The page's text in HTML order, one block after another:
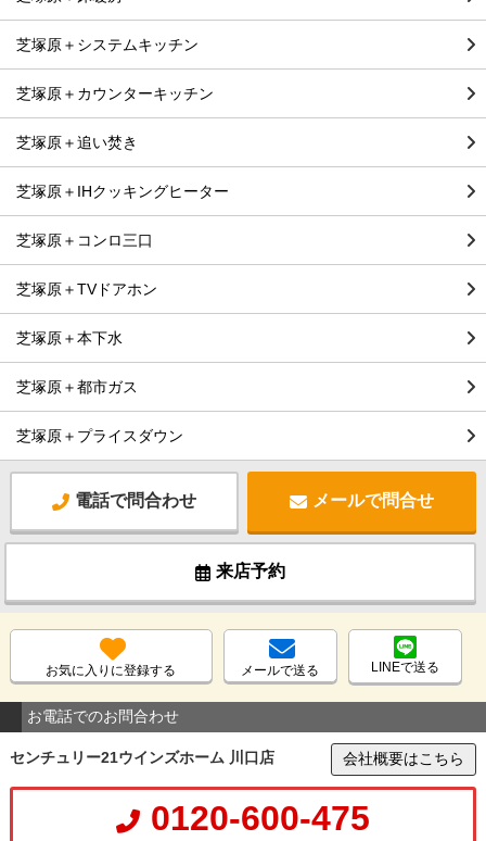
芝塚原＋システムキッチン
芝塚原＋カウンターキッチン
芝塚原＋追い焚き
芝塚原＋IHクッキングヒーター
芝塚原＋コンロ三口
芝塚原＋TVドアホン
芝塚原＋本下水
芝塚原＋都市ガス
芝塚原＋プライスダウン
電話で問合わせ メールで問合せ
来店予約
お気に入りに登録する メールで送る LINEで送る
お電話でのお問合わせ
センチュリー21ウインズホーム 川口店 会社概要はこちら
0120-600-475